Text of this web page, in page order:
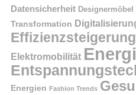
Datensicherheit Designermöbel
Transformation
Effizienzsteigerung
Elektromobilität
Energien Fashion Trends